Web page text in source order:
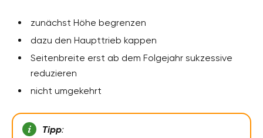
zunächst Höhe begrenzen
dazu den Haupttrieb kappen
Seitenbreite erst ab dem Folgejahr sukzessive
reduzieren
nicht umgekehrt
Tipp: